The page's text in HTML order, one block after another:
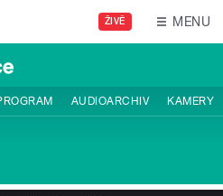
ŽIVĚ MENU
AUDIOARCHIV KAMERY